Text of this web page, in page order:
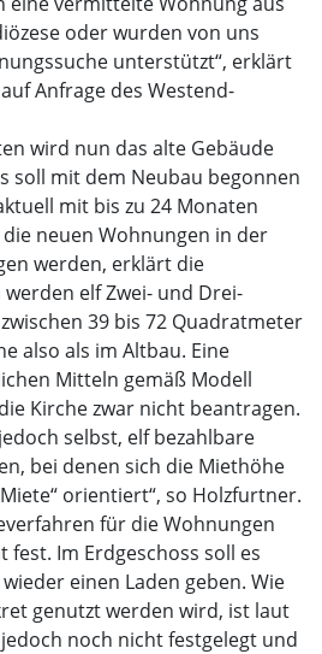
oder wurden von uns
unterstützt“, erklärt
Anfrage des Westend-
wird nun das alte Gebäude
soll mit dem Neubau begonnen
mit bis zu 24 Monaten
neuen Wohnungen in der
werden, erklärt die
elf Zwei- und Drei-
39 bis 72 Quadratmeter
also als im Altbau. Eine
Mitteln gemäß Modell
Kirche zwar nicht beantragen.
selbst, elf bezahlbare
bei denen sich die Miethöhe
orientiert“, so Holzfurtner.
für die Wohnungen
Im Erdgeschoss soll es
einen Laden geben. Wie
genutzt werden wird, ist laut
noch nicht festgelegt und